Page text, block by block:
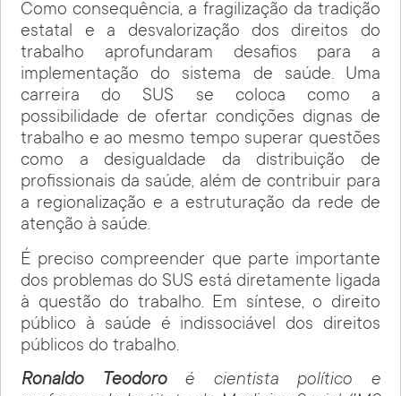
Como consequência, a fragilização da tradição
estatal e a desvalorização dos direitos do
trabalho aprofundaram desafios para a
implementação do sistema de saúde. Uma
carreira do SUS se coloca como a
possibilidade de ofertar condições dignas de
trabalho e ao mesmo tempo superar questões
como a desigualdade da distribuição de
profissionais da saúde, além de contribuir para
a regionalização e a estruturação da rede de
atenção à saúde.
É preciso compreender que parte importante
dos problemas do SUS está diretamente ligada
à questão do trabalho. Em síntese, o direito
público à saúde é indissociável dos direitos
públicos do trabalho.
Ronaldo Teodoro é cientista político e